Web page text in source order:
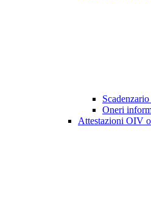
Oneri
Attestazioni OIV